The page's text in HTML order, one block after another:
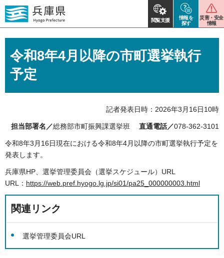
閲覧支援
情報を
探す
災害・安全
情報
令和8年4月以降の市町選挙執行
予定
記者発表日時：2026年3月16日10時
担当部署名／総務部市町振興課選挙班 直通電話／078-362-3101
令和8年3月16日現在における令和8年4月以降の市町選挙執行予定を
発表します。
兵庫県HP、選挙管理委員会（選挙スケジュール）URL
URL： https://web.pref.hyogo.lg.jp/si01/pa25_000000003.html
関連リンク
選挙管理委員会URL